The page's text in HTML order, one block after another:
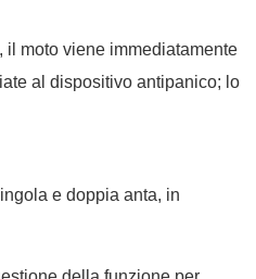
il moto viene immediatamente
al dispositivo antipanico; lo
e doppia anta, in